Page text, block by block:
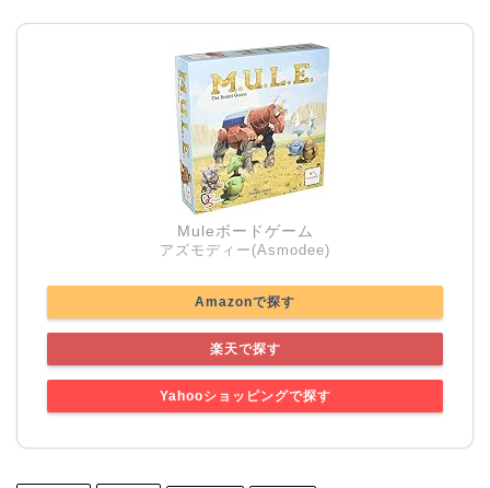
Muleボードゲーム
アズモディー(Asmodee)
Amazonで探す
楽天で探す
Yahooショッピングで探す